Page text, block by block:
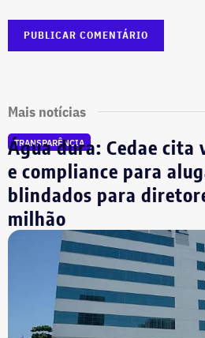
Mais notícias
TRANSPARÊNCIA
Água dura: Cedae cita
e compliance para
blindados para
milhão